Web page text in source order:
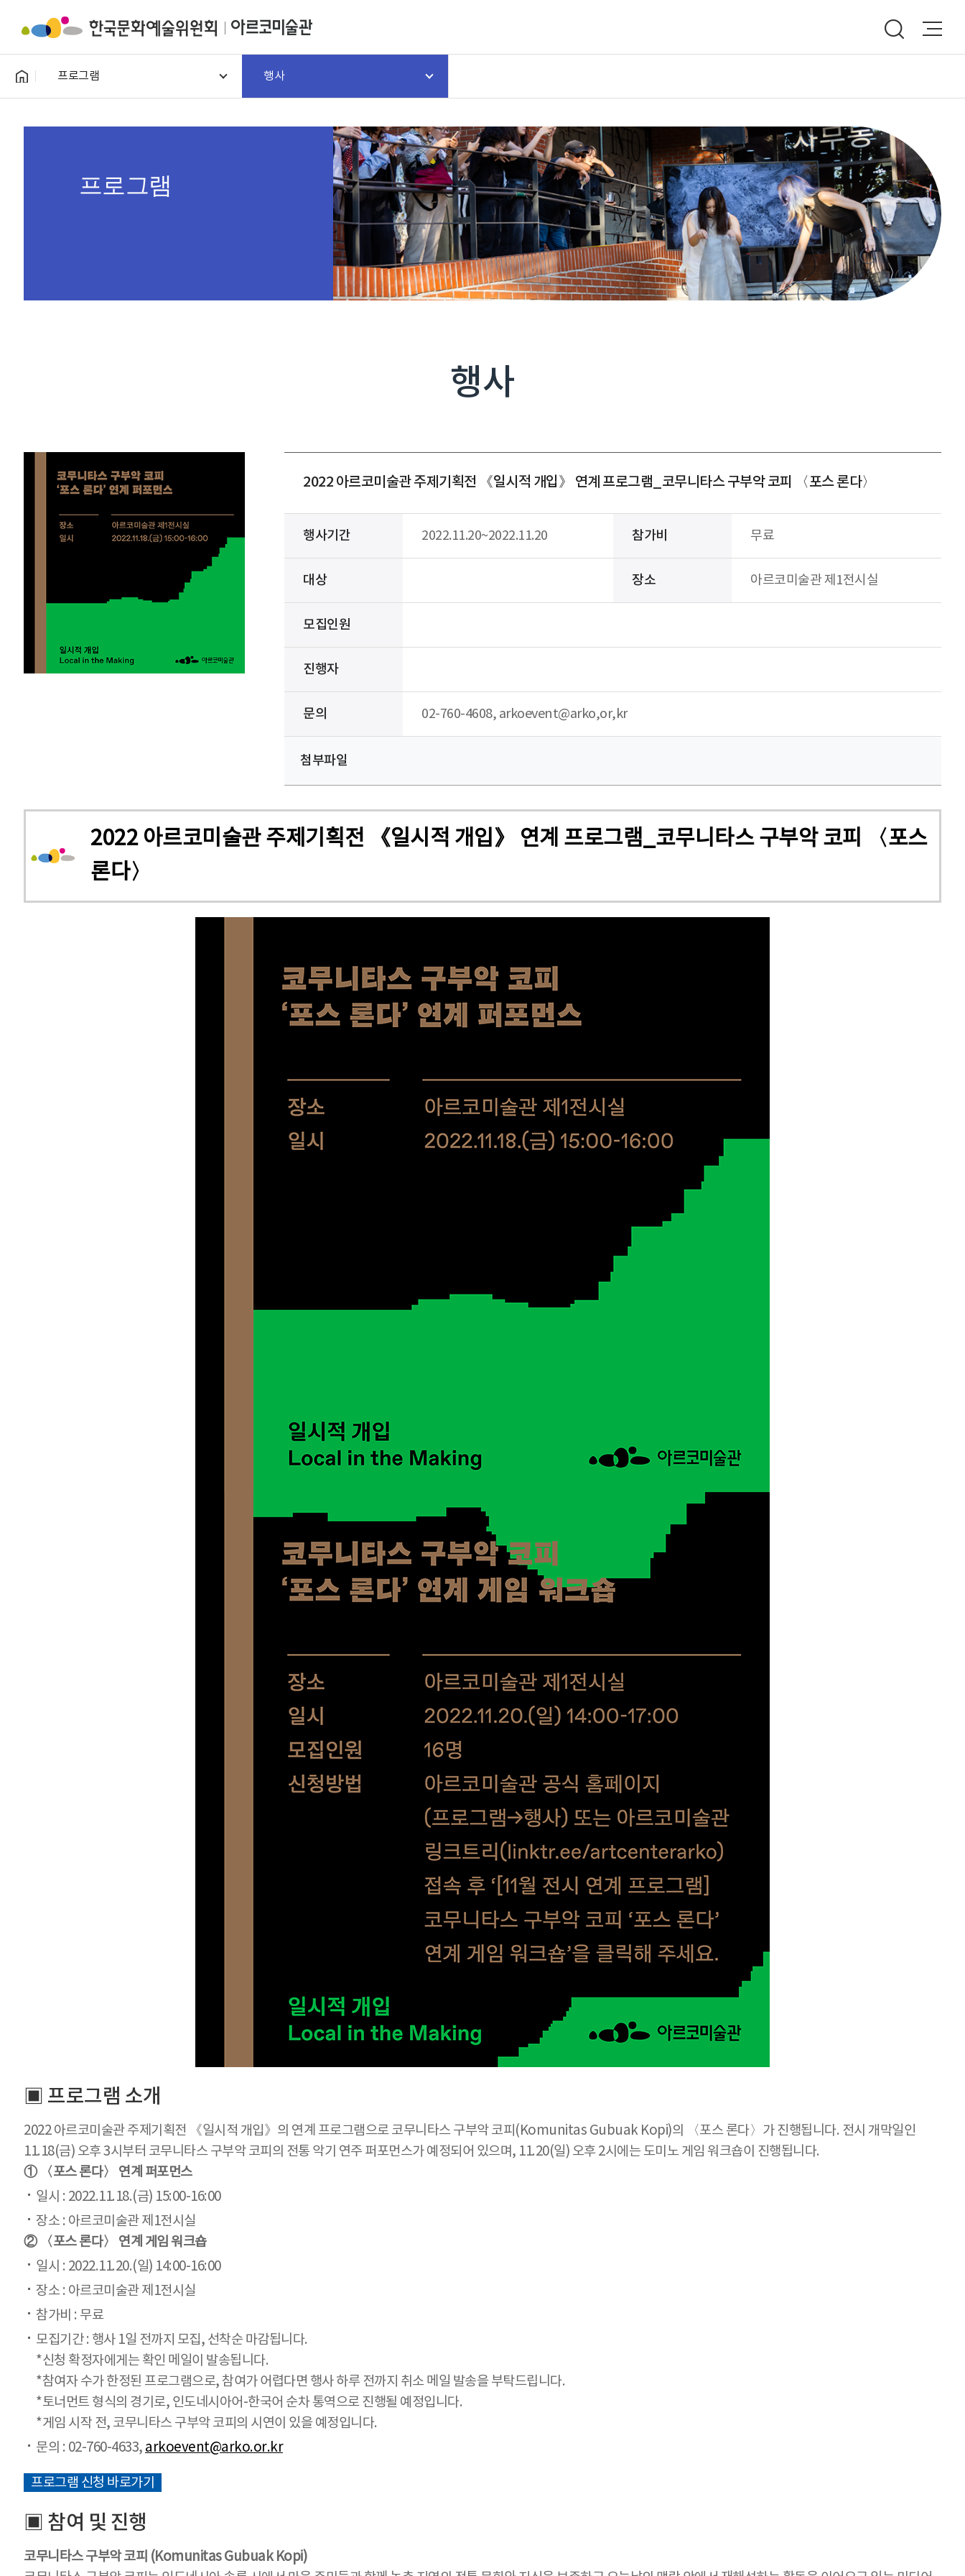
프로그램 행사
프로그램
행사
2022 아르코미술관 주제기획전 《일시적 개입》 연계 프로그램_코무니타스 구부악 코피 〈포스 론다〉
행사기간 2022.11.20~2022.11.20 참가비 무료
대상 장소 아르코미술관 제1전시실
모집인원
진행자
문의 02-760-4608, arkoevent@arko,or,kr
첨부파일
2022 아르코미술관 주제기획전 《일시적 개입》 연계 프로그램_코무니타스 구부악 코피 〈포스
론다〉
▣ 프로그램 소개
2022 아르코미술관 주제기획전 《일시적 개입》의 연계 프로그램으로 코무니타스 구부악 코피(Komunitas Gubuak Kopi)의 〈포스 론다〉가 진행됩니다. 전시 개막일인
11.18(금) 오후 3시부터 코무니타스 구부악 코피의 전통 악기 연주 퍼포먼스가 예정되어 있으며, 11.20(일) 오후 2시에는 도미노 게임 워크숍이 진행됩니다.
① 〈포스 론다〉 연계 퍼포먼스
일시 : 2022.11.18.(금) 15:00-16:00
장소 : 아르코미술관 제1전시실
② 〈포스 론다〉 연계 게임 워크숍
일시 : 2022.11.20.(일) 14:00-16:00
장소 : 아르코미술관 제1전시실
참가비 : 무료
모집기간 : 행사 1일 전까지 모집, 선착순 마감됩니다.
*신청 확정자에게는 확인 메일이 발송됩니다.
*참여자 수가 한정된 프로그램으로, 참여가 어렵다면 행사 하루 전까지 취소 메일 발송을 부탁드립니다.
*토너먼트 형식의 경기로, 인도네시아어-한국어 순차 통역으로 진행될 예정입니다.
*게임 시작 전, 코무니타스 구부악 코피의 시연이 있을 예정입니다.
문의 : 02-760-4633, arkoevent@arko.or.kr
프로그램 신청 바로가기
▣ 참여 및 진행
코무니타스 구부악 코피 (Komunitas Gubuak Kopi)